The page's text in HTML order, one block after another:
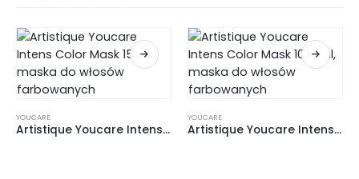
YOUCARE
Artistique Youcare Intens Color Mask 150ml, maska do włosów farbowanych
YOUCARE
Artistique Youcare Intens Color Mask 1000ml, maska do włosów farbowanych